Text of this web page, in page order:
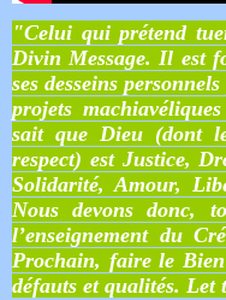
"Celui qui prétend
Divin Message. Il est
ses desseins
projets
sait que Dieu (dont
respect) est Justice,
Solidarité, Amour,
Nous devons donc,
l’enseignement du
Prochain, faire le
défauts et qualités.